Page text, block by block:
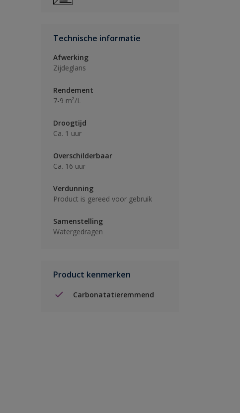
Technische informatie
Afwerking
Zijdeglans
Rendement
7-9 m²/L
Droogtijd
Ca. 1 uur
Overschilderbaar
Ca. 16 uur
Verdunning
Product is gereed voor gebruik
Samenstelling
Watergedragen
Product kenmerken
Carbonatatieremmend